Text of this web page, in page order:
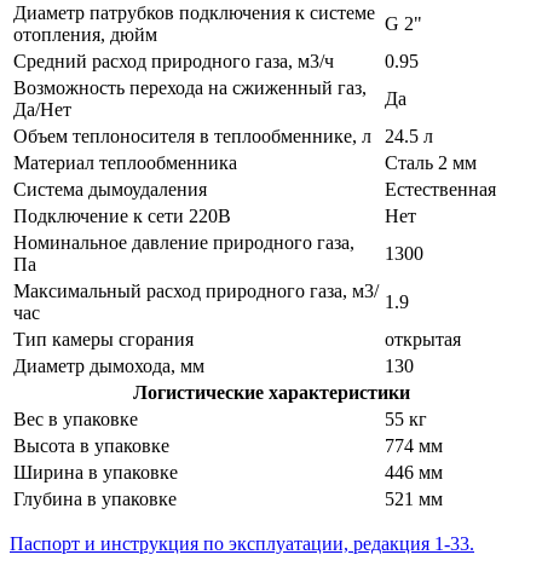
Диаметр патрубков подключения к системе
отопления, дюйм
G 2"
Средний расход природного газа, м3/ч
0.95
Возможность перехода на сжиженный газ,
Да/Нет
Да
Объем теплоносителя в теплообменнике, л
24.5 л
Материал теплообменника
Сталь 2 мм
Система дымоудаления
Естественная
Подключение к сети 220В
Нет
Номинальное давление природного газа,
Па
1300
Максимальный расход природного газа, м3/
час
1.9
Тип камеры сгорания
открытая
Диаметр дымохода, мм
130
Логистические характеристики
Вес в упаковке
55 кг
Высота в упаковке
774 мм
Ширина в упаковке
446 мм
Глубина в упаковке
521 мм
Паспорт и инструкция по эксплуатации, редакция 1-33.